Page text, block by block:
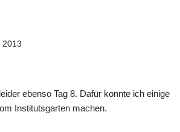
2013
ebenso Tag 8. Dafür konnte ich einige
Institutsgarten machen.